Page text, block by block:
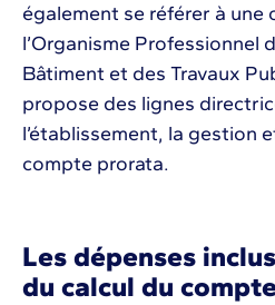
également se référer à
l’Organisme Professionnel
Bâtiment et des Travaux
propose des lignes
l’établissement, la gestion
compte prorata.
Les dépenses
du calcul du